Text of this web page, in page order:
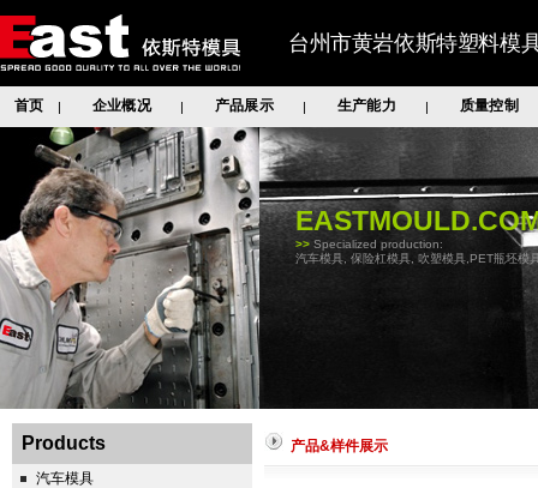
台州市黄岩依斯特塑料模
首页 | 企业概况 | 产品展示 | 生产能力 | 质量控制
>> Specialized production:
汽车模具, 保险杠模具, 吹塑模具,PET瓶坯模
Products
汽车模具
产品&样件展示